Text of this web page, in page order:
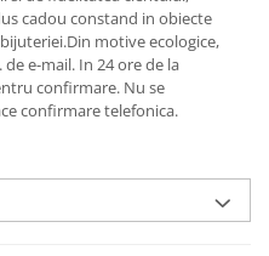
cadou constand in obiecte
Din motive ecologice,
e-mail. In 24 ore de la
confirmare. Nu se
confirmare telefonica.